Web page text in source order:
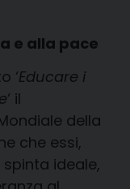
e alla pace
‘Educare i
‘ il
della
che essi,
ideale,